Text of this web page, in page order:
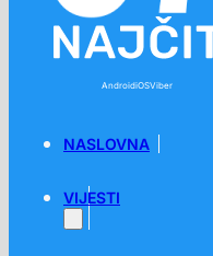
AndroidiOSViber
NASLOVNA
VIJESTI